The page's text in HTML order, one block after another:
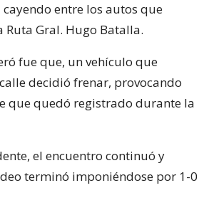
entre los autos que
Gral. Hugo Batalla.
fue que, un vehículo que
decidió frenar, provocando
que quedó registrado durante la
el encuentro continuó y
terminó imponiéndose por 1-0